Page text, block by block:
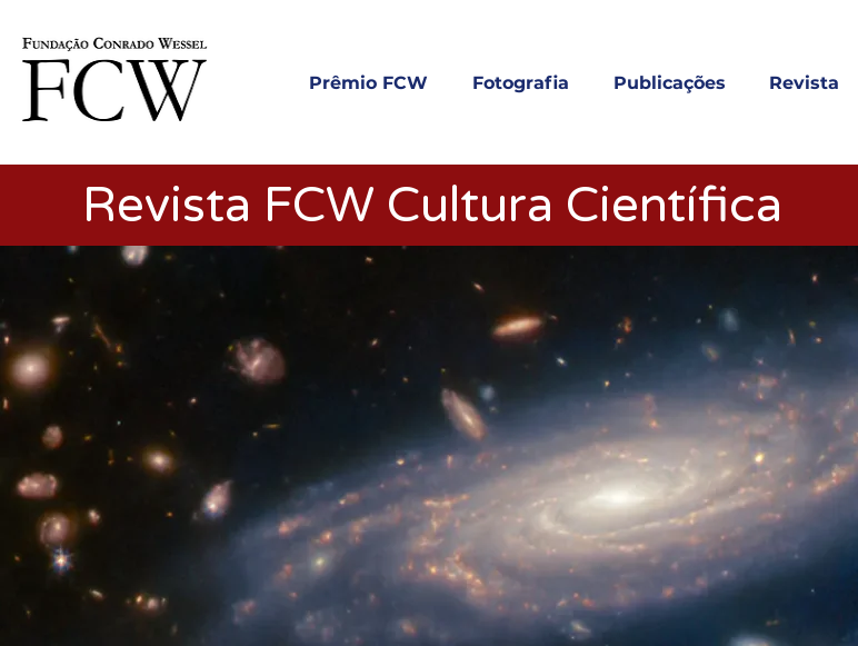
Prêmio FCW Fotografia Publicações Revista
Revista FCW Cultura Científica